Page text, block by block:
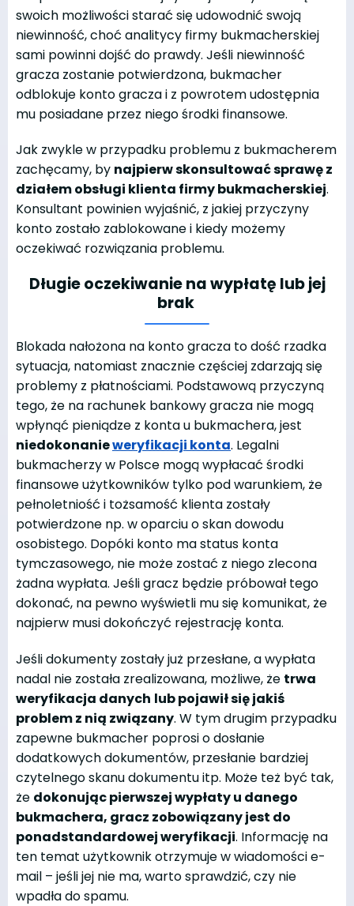
swoich możliwości starać się udowodnić swoją
niewinność, choć analitycy firmy bukmacherskiej
sami powinni dojść do prawdy. Jeśli niewinność
gracza zostanie potwierdzona, bukmacher
odblokuje konto gracza i z powrotem udostępnia
mu posiadane przez niego środki finansowe.
Jak zwykle w przypadku problemu z bukmacherem
zachęcamy, by najpierw skonsultować sprawę z
działem obsługi klienta firmy bukmacherskiej.
Konsultant powinien wyjaśnić, z jakiej przyczyny
konto zostało zablokowane i kiedy możemy
oczekiwać rozwiązania problemu.
Długie oczekiwanie na wypłatę lub jej
brak
Blokada nałożona na konto gracza to dość rzadka
sytuacja, natomiast znacznie częściej zdarzają się
problemy z płatnościami. Podstawową przyczyną
tego, że na rachunek bankowy gracza nie mogą
wpłynąć pieniądze z konta u bukmachera, jest
niedokonanieweryfikacji konta. Legalni
bukmacherzy w Polsce mogą wypłacać środki
finansowe użytkowników tylko pod warunkiem, że
pełnoletniość i tożsamość klienta zostały
potwierdzone np. w oparciu o skan dowodu
osobistego. Dopóki konto ma status konta
tymczasowego, nie może zostać z niego zlecona
żadna wypłata. Jeśli gracz będzie próbował tego
dokonać, na pewno wyświetli mu się komunikat, że
najpierw musi dokończyć rejestrację konta.
Jeśli dokumenty zostały już przesłane, a wypłata
nadal nie została zrealizowana, możliwe, że trwa
weryfikacja danych lub pojawił się jakiś
problem z nią związany. W tym drugim przypadku
zapewne bukmacher poprosi o dosłanie
dodatkowych dokumentów, przesłanie bardziej
czytelnego skanu dokumentu itp. Może też być tak,
że dokonując pierwszej wypłaty u danego
bukmachera, gracz zobowiązany jest do
ponadstandardowej weryfikacji. Informację na
ten temat użytkownik otrzymuje w wiadomości e-
mail – jeśli jej nie ma, warto sprawdzić, czy nie
wpadła do spamu.